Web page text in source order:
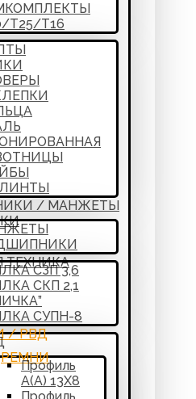
Т25/Т16
/ МАНЖЕТЫ
ТЕХНИКА
СЗП 3,6
СКП 2,1
СУПН-8
/ РВД
РЕМНИ
Профиль
А(А) 13Х8
Профиль